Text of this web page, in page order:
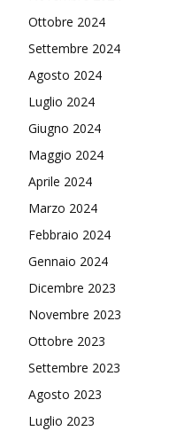
Ottobre 2024
Settembre 2024
Agosto 2024
Luglio 2024
Giugno 2024
Maggio 2024
Aprile 2024
Marzo 2024
Febbraio 2024
Gennaio 2024
Dicembre 2023
Novembre 2023
Ottobre 2023
Settembre 2023
Agosto 2023
Luglio 2023